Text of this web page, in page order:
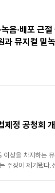
것으로 기대한다”
음·배포 근
과 뮤지컬 밀
제정 공청회
상을 차지하는
주장이 제기됐다